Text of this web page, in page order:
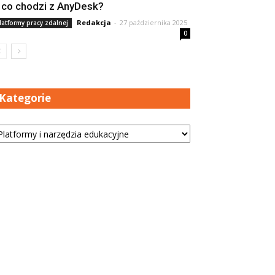
co chodzi z AnyDesk?
pracy zdalnej Redakcja - 27 października 2025
0
Kategorie